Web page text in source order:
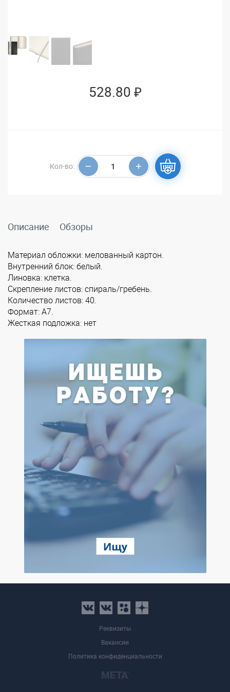
528.80 ₽
Кол-во:
Описание Обзоры
Материал обложки: мелованный картон.
Внутренний блок: белый.
Линовка: клетка.
Скрепление листов: спираль/гребень.
Количество листов: 40.
Формат: А7.
Жесткая подложка: нет
Реквизиты
Вакансии
Политика конфиденциальности